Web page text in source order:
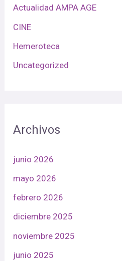
Actualidad AMPA AGE
CINE
Hemeroteca
Uncategorized
Archivos
junio 2026
mayo 2026
febrero 2026
diciembre 2025
noviembre 2025
junio 2025